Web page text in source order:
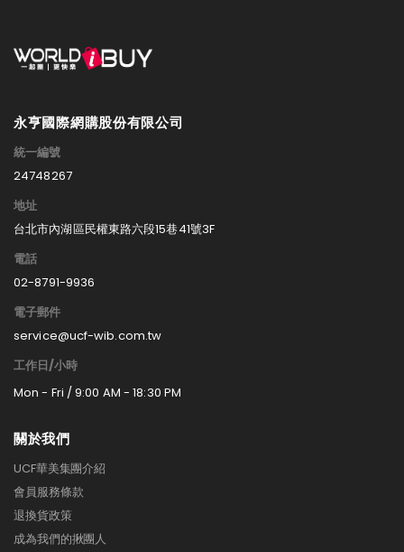
永亨國際網購股份有限公司
統一編號
24748267
地址
台北市內湖區民權東路六段15巷41號3F
電話
02-8791-9936
電子郵件
service@ucf-wib.com.tw
工作日/小時
Mon - Fri / 9:00 AM - 18:30 PM
關於我們
UCF華美集團介紹
會員服務條款
退換貨政策
成為我們的揪團人